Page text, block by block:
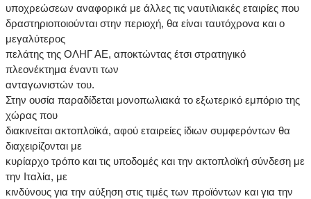
υποχρεώσεων αναφορικά με άλλες τις ναυτιλιακές εταιρίες που
δραστηριοποιούνται στην περιοχή, θα είναι ταυτόχρονα και ο
μεγαλύτερος
πελάτης της ΟΛΗΓ ΑΕ, αποκτώντας έτσι στρατηγικό
πλεονέκτημα έναντι των
ανταγωνιστών του.
Στην ουσία παραδίδεται μονοπωλιακά το εξωτερικό εμπόριο της
χώρας που
διακινείται ακτοπλοϊκά, αφού εταιρείες ίδιων συμφερόντων θα
διαχειρίζονται με
κυρίαρχο τρόπο και τις υποδομές και την ακτοπλοϊκή σύνδεση με
την Ιταλία, με
κινδύνους για την αύξηση στις τιμές των προϊόντων και για την